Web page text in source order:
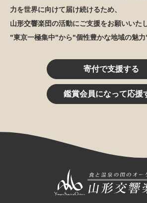
力を世界に向けて届け続けるため、
山形交響楽団の活動にご支援をお願いいた
"東京一極集中"から"個性豊かな地域の魅
寄付で支援する
鑑賞会員になって応援